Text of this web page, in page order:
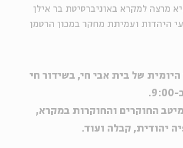
מרצה למקרא באוניברסיטת בר אילן
היהדות ועמיתת מחקר במכון הרטמן
של בית אבי חי, בשידור חי
החוקרים והחוקרות במקרא,
יהודית, קבלה ועוד.